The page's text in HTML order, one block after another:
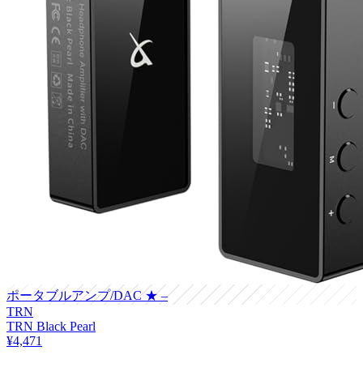
ポータブルアンプ/DAC ★ –
TRN
TRN Black Pearl
¥4,471